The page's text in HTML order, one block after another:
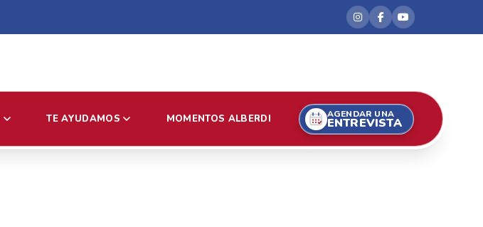
TE AYUDAMOS MOMENTOS ALBERDI AGENDAR UNA
ENTREVISTA